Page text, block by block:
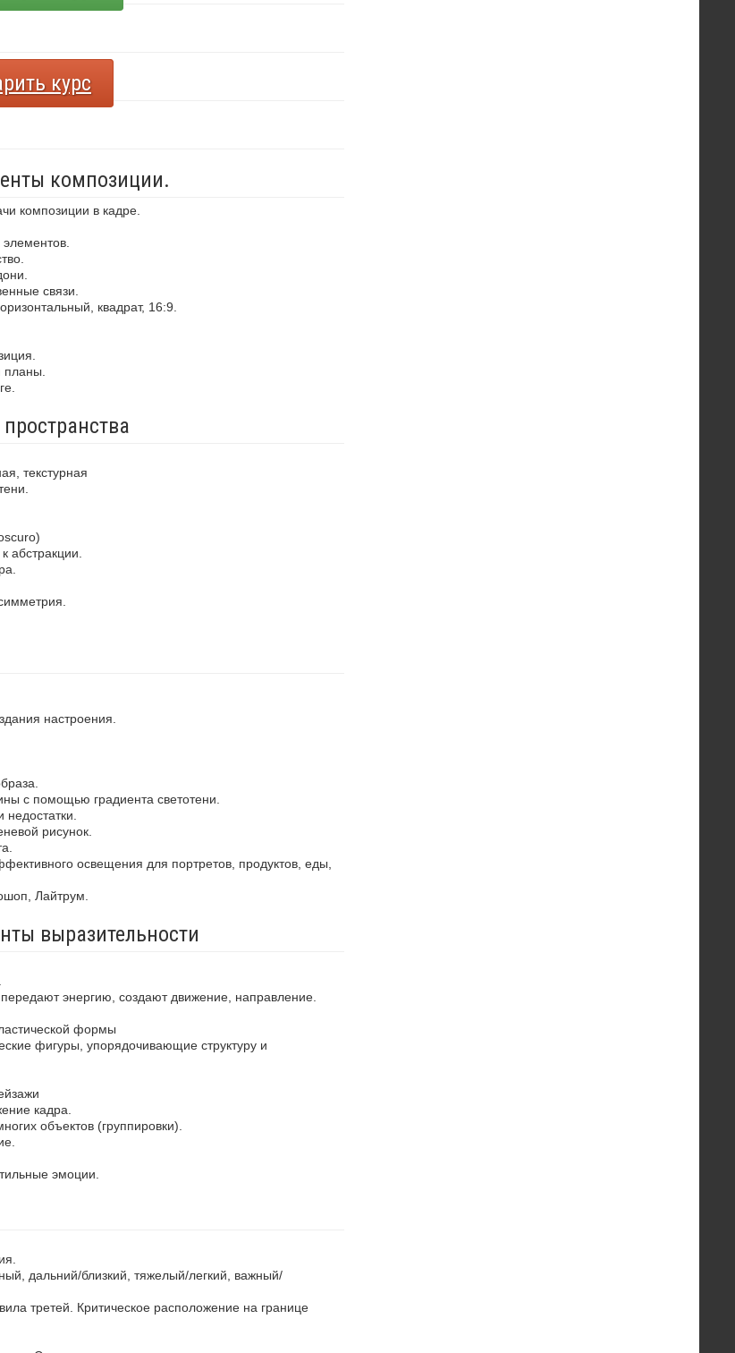
курс
композиции.
композиции в кадре.
связи.
квадрат, 16:9.
текстурная
настроения.
с помощью градиента светотени.
рисунок.
освещения для портретов, продуктов, еды,
Лайтрум.
выразительности
энергию, создают движение, направление.
формы
фигуры, упорядочивающие структуру и
кадра.
объектов (группировки).
эмоции.
дальний/близкий, тяжелый/легкий, важный/
третей. Критическое расположение на границе